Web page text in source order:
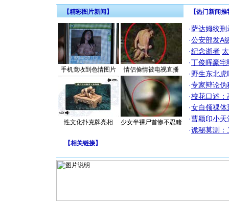
【精彩图片新闻】
手机竟收到色情图片 情侣偷情被电视直播
性文化扑克牌亮相 少女半裸尸首惨不忍睹
【热门新闻
·萨达姆绞刑
·公安部发A
·纪念逝者
·丁俊晖豪
·野生东北
·专家辩论伪
·校花口述：
·女白领祼体
·曹颖印小天
·诡秘莫测：
【相关链接】